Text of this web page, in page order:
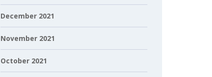
December 2021
November 2021
October 2021